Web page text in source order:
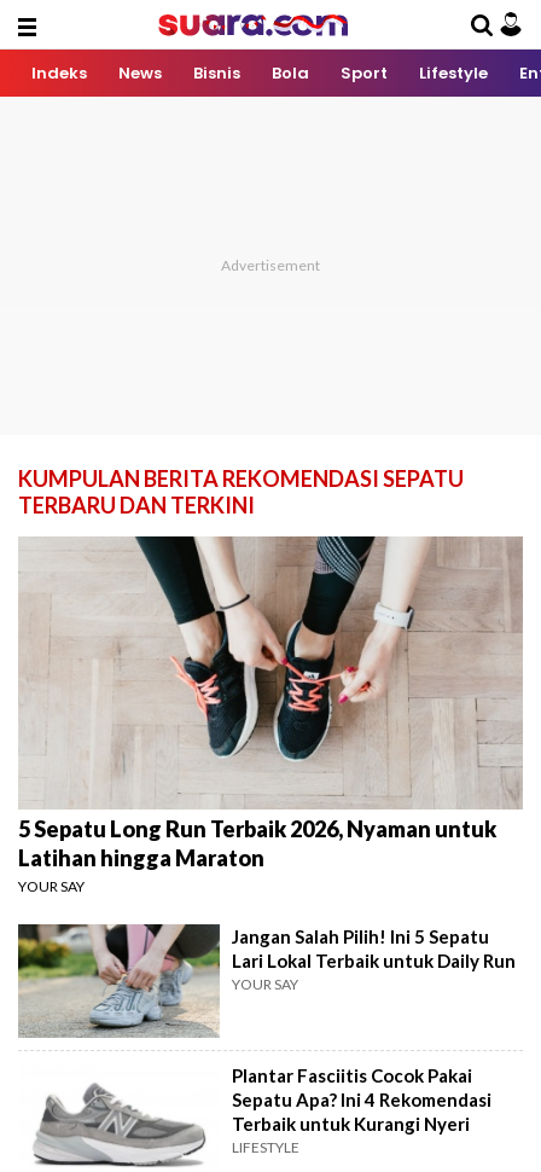
Indeks News Bisnis Bola Sport Lifestyle
KUMPULAN BERITA REKOMENDASI SEPATU
TERBARU DAN TERKINI
5 Sepatu Long Run Terbaik 2026, Nyaman untuk
Latihan hingga Maraton
YOUR SAY
Jangan Salah Pilih! Ini 5 Sepatu
Lari Lokal Terbaik untuk Daily Run
YOUR SAY
Plantar Fasciitis Cocok Pakai
Sepatu Apa? Ini 4 Rekomendasi
Terbaik untuk Kurangi Nyeri
LIFESTYLE